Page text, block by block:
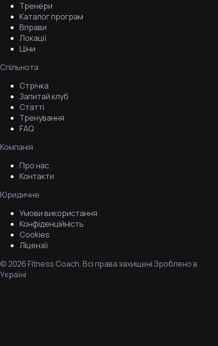
Тренери
Каталог програм
Вправи
Локації
Ціни
Спільнота
Стрічка
Запитай клуб
Статті
Тренування
FAQ
Компанія
Про нас
Контакти
Юридичне
Умови використання
Конфіденційність
Cookies
Ліцензії
©2026Fitness Coach.Всі права захищені.Зроблено в
Україні